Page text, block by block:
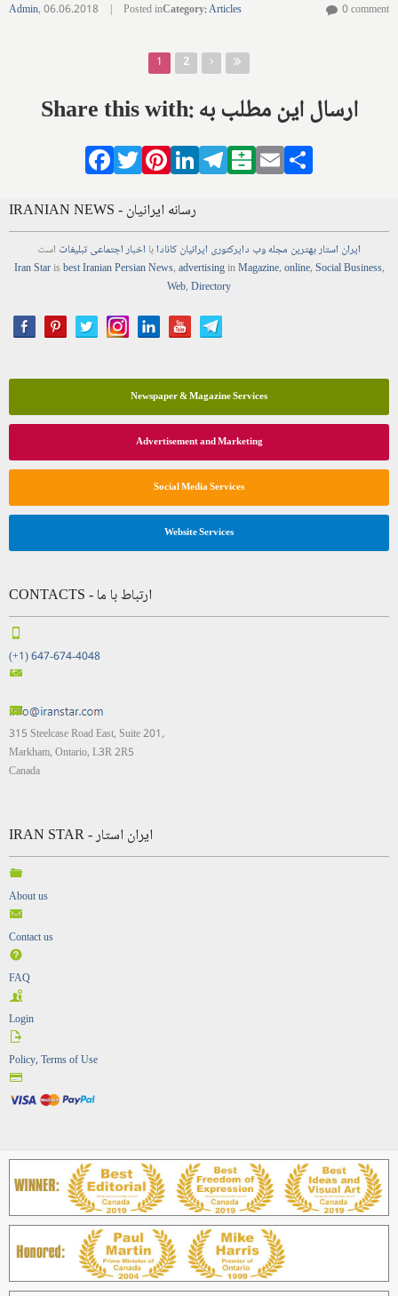
Admin,06.06.2018 | Posted inCategory:Articles 0 comment
1 2
Share this with: ارسال این مطلب به
Facebook
TwitterPinterestLinkedIn
Telegram
Balatarin
Email
IRANIAN NEWS - رسانه ایرانیان
ایران استاربهترین مجلهوب دایرکتوری ایرانیان کانادابا اخباراجتماعیتبلیغات است
Iran Starisbest Iranian PersianNews,advertisinginMagazine,online,Social Business,
Web,Directory
Newspaper & Magazine Services
Advertisement and Marketing
Social Media Services
Website Services
CONTACTS - ارتباط با ما
(+1) 647-674-4048
315 Steelcase Road East, Suite 201,
Markham, Ontario, L3R 2R5
Canada
IRAN STAR - ایران استار
About us
Contact us
FAQ
Login
Policy, Terms of Use